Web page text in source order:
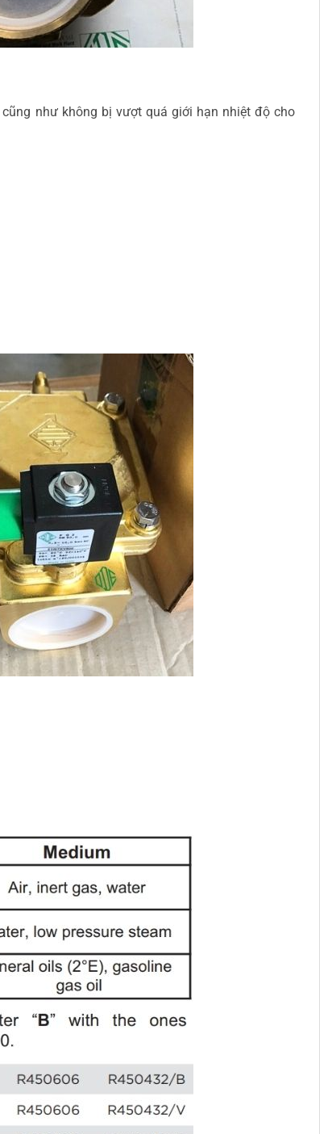
như không bị vượt quá giới hạn nhiệt độ cho